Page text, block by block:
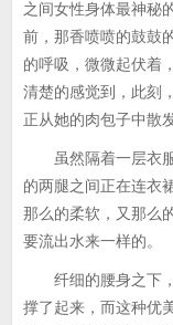
之间女性身体最神秘
前，那香喷喷的鼓鼓
的呼吸，微微起伏着
清楚的感觉到，此刻
正从她的肉包子中散
虽然隔着一层衣服
的两腿之间正在连衣
那么的柔软，又那么
要流出水来一样的。
纤细的腰身之下，
撑了起来，而这种优